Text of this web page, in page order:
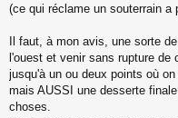
(ce qui réclame un souterrain a
Il faut, à mon avis, une sorte
l'ouest et venir sans rupture de
jusqu'à un ou deux points où
mais AUSSI une desserte
choses.